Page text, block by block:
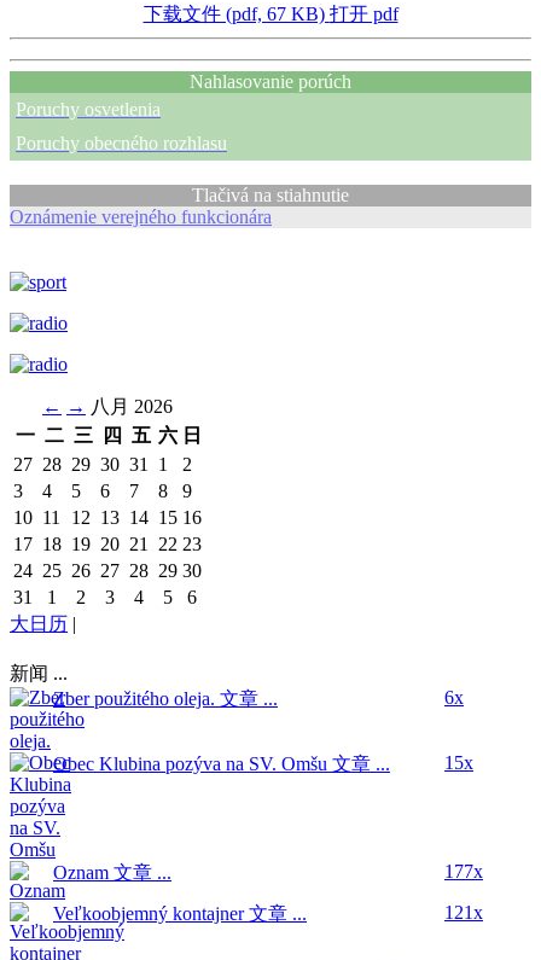
下载文件 (pdf, 67 KB) 打开 pdf
Nahlasovanie porúch
Poruchy osvetlenia
Poruchy obecného rozhlasu
Tlačivá na stiahnutie
Oznámenie verejného funkcionára
← → 八月 2026
一 二 三 四 五 六 日
27 28 29 30 31 1
2
3
4 5 6 7 8
9
10 11 12 13 14 15 16
17 18 19 20 21 22 23
24 25 26 27 28 29 30
31
1 2 3 4 5
6
大日历 |
新闻 ...
Zber použitého oleja. 文章 ... 6x
Obec Klubina pozýva na SV. Omšu 文章 ... 15x
Oznam 文章 ... 177x
Veľkoobjemný kontajner文章 ... 121x